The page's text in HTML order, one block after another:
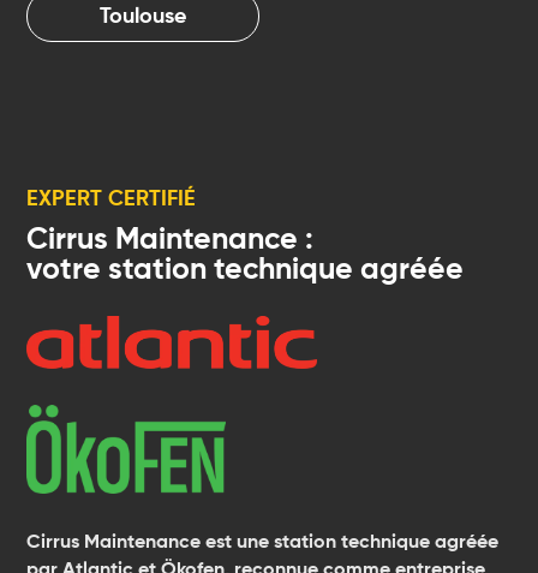
Toulouse
EXPERT CERTIFIÉ
Cirrus Maintenance :
votre station technique agréée
Cirrus Maintenance est une station technique agréée